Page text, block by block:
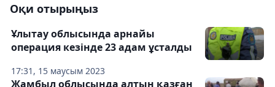
Оқи отырыңыз
17:31, 15 маусым 2023
Ұлытау облысында арнайы
операция кезінде 23 адам ұсталды
Жамбыл облысында алтын қазған